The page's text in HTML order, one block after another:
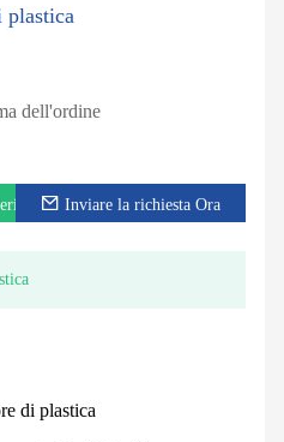
plastica
dell'ordine
Inviare la richiesta Ora
di plastica